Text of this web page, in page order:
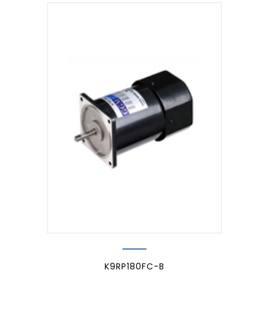
K9RP180FC-B